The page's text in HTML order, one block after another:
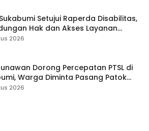
Sukabumi Setujui Raperda Disabilitas,
Hak dan Akses Layanan
2026
Dorong Percepatan PTSL di
Warga Diminta Pasang Patok
2026